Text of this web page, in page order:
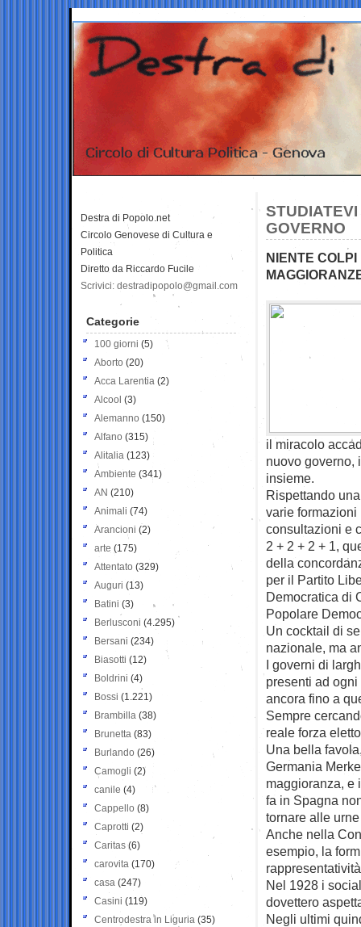
GOVERNO
NIENTE
il miracolo
nuovo governo,
insieme.
Rispettando
varie
consultazioni e
2 + 2 + 2 + 1,
della
per il Partito
Democratica di
Popolare
Un cocktail di
nazionale, ma
I governi di
presenti ad
ancora fino a
Sempre
reale forza
Una bella
Germania
maggioranza, e
fa in Spagna
tornare alle
Anche nella
esempio, la
Nel 1928 i
dovettero
Negli ultimi
Destra di Popolo.net
Circolo Genovese di Cultura e
Politica
Diretto da Riccardo Fucile
Scrivici: destradipopolo@gmail.com
Categorie
100 giorni (5)
Aborto (20)
Acca Larentia (2)
Alcool (3)
Alemanno (150)
Alfano (315)
Alitalia (123)
Ambiente (341)
AN (210)
Animali (74)
Arancioni (2)
arte (175)
Attentato (329)
Auguri (13)
Batini (3)
Berlusconi (4.295)
Bersani (234)
Biasotti (12)
Boldrini (4)
Bossi (1.221)
Brambilla (38)
Brunetta (83)
Burlando (26)
Camogli (2)
canile (4)
Cappello (8)
Caprotti (2)
Caritas (6)
carovita (170)
casa (247)
Casini (119)
Centrodestra in Liguria (35)